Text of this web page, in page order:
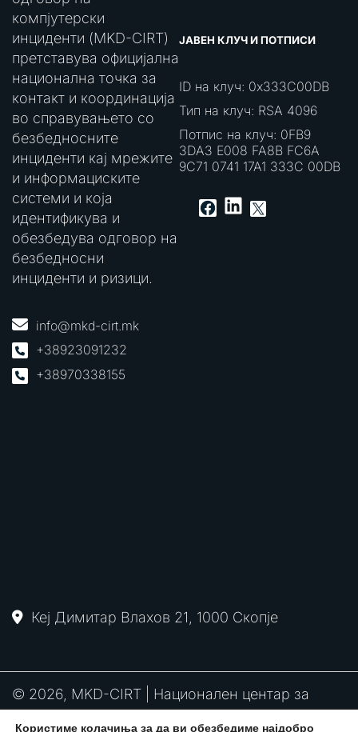
Користиме колачиња за да ви обезбедиме најдобро
компјутерски
инциденти (MKD-CIRT)
претставува официјална
национална точка за
контакт и координација
во справувањето со
безбедносните
инциденти кај мрежите
и информациските
системи и која
идентификува и
обезбедува одговор на
безбедносни
инциденти и ризици.
info@mkd-cirt.mk
+38923091232
+38970338155
ЈАВЕН КЛУЧ И ПОТПИСИ
ID на клуч: 0x333C00DB
Тип на клуч: RSA 4096
Потпис на клуч: 0FB9
3DA3 E008 FA8B FC6A
9C71 0741 17A1 333C 00DB
Facebook
LinkedIn
X
Кеј Димитар Влахов 21, 1000 Скопје
© 2026, MKD-CIRT | Национален центар за
одговор на компјутерски инциденти